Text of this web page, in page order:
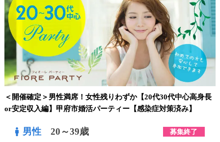
＜開催確定＞男性満席！女性残りわずか【20代30代中心高身長
or安定収入編】甲府市婚活パーティー【感染症対策済み】
男性 20～39歳 募集終了